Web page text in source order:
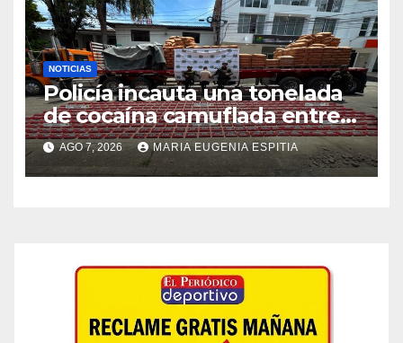
NOTICIAS
Policía incauta una tonelada
de cocaína camuflada entre
carga de cemento en el
Cauca
AGO 7, 2026 MARIA EUGENIA ESPITIA